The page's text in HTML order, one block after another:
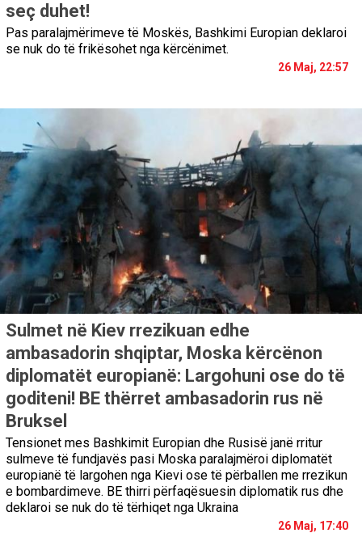
seç duhet!
Pas paralajmërimeve të Moskës, Bashkimi Europian deklaroi
se nuk do të frikësohet nga kërcënimet.
26 Maj, 22:57
Sulmet në Kiev rrezikuan edhe
ambasadorin shqiptar, Moska kërcënon
diplomatët europianë: Largohuni ose do të
goditeni! BE thërret ambasadorin rus në
Bruksel
Tensionet mes Bashkimit Europian dhe Rusisë janë rritur
sulmeve të fundjavës pasi Moska paralajmëroi diplomatët
europianë të largohen nga Kievi ose të përballen me rrezikun
e bombardimeve. BE thirri përfaqësuesin diplomatik rus dhe
deklaroi se nuk do të tërhiqet nga Ukraina
26 Maj, 17:40